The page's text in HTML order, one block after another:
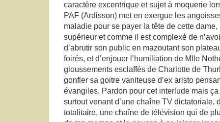
caractère excentrique et sujet à moquerie
PAF (Ardisson) met en exergue les
maladie pour se payer la tête de cette dame,
supérieur et comme il est complexé de
d’abrutir son public en mazoutant son
foirés, et d’enjouer l’humiliation de Mlle
gloussements esclaffés de Charlotte de
gonfler sa goitre vaniteuse d’ex aristo
évangiles. Pardon pour cet interlude mais ça
surtout venant d’une chaîne TV dictatoriale,
totalitaire, une chaîne de télévision qui de